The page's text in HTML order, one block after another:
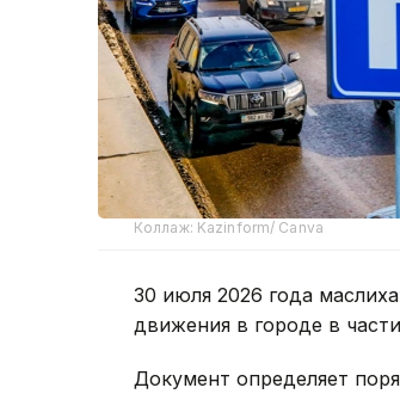
Коллаж: Kazinform/ Canva
30 июля 2026 года
движения в городе в
Документ определяет